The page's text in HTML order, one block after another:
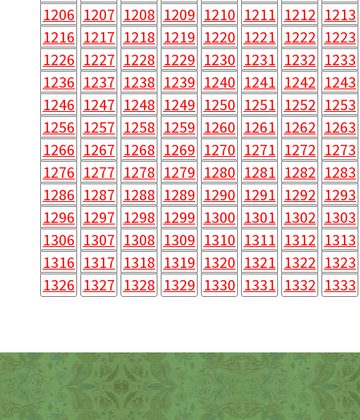
1206 1207 1208 1209 1210 1211 1212 1213
1216 1217 1218 1219 1220 1221 1222 1223
1226 1227 1228 1229 1230 1231 1232 1233
1236 1237 1238 1239 1240 1241 1242 1243
1246 1247 1248 1249 1250 1251 1252 1253
1256 1257 1258 1259 1260 1261 1262 1263
1266 1267 1268 1269 1270 1271 1272 1273
1276 1277 1278 1279 1280 1281 1282 1283
1286 1287 1288 1289 1290 1291 1292 1293
1296 1297 1298 1299 1300 1301 1302 1303
1306 1307 1308 1309 1310 1311 1312 1313
1316 1317 1318 1319 1320 1321 1322 1323
1326 1327 1328 1329 1330 1331 1332 1333